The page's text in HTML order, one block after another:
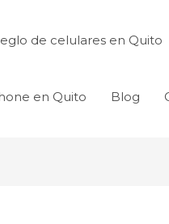
de celulares en Quito
en Quito Blog